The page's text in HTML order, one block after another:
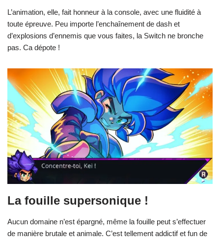
L’animation, elle, fait honneur à la console, avec une fluidité à
toute épreuve. Peu importe l’enchaînement de dash et
d’explosions d’ennemis que vous faites, la Switch ne bronche
pas. Ca dépote !
La fouille supersonique !
Aucun domaine n’est épargné, même la fouille peut s’effectuer
de manière brutale et animale. C’est tellement addictif et fun de